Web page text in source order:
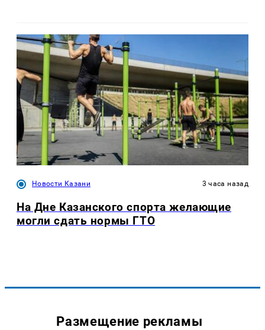
Новости Казани 3 часа назад
На Дне Казанского спорта желающие
могли сдать нормы ГТО
Размещение рекламы